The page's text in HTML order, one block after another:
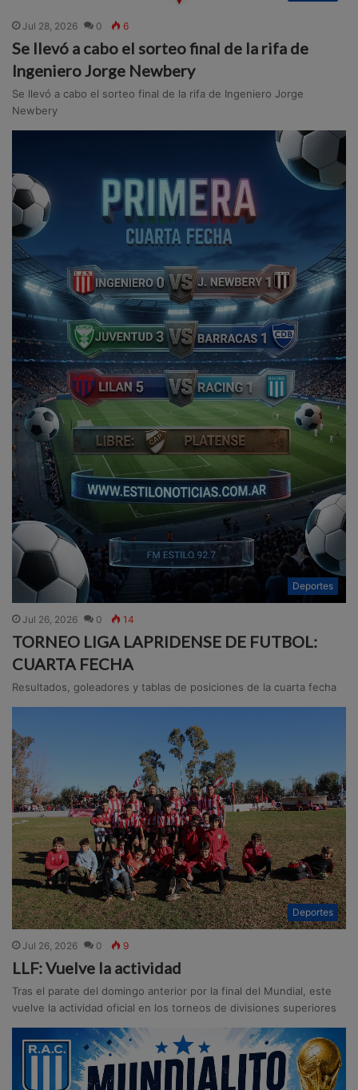
Jul 28, 2026 0 6
Se llevó a cabo el sorteo final de la rifa de
Ingeniero Jorge Newbery
Se llevó a cabo el sorteo final de la rifa de Ingeniero Jorge
Newbery
Deportes
Jul 26, 2026 0 14
TORNEO LIGA LAPRIDENSE DE FUTBOL:
CUARTA FECHA
Resultados, goleadores y tablas de posiciones de la cuarta fecha
Deportes
Jul 26, 2026 0 9
LLF: Vuelve la actividad
Tras el parate del domingo anterior por la final del Mundial, este
vuelve la actividad oficial en los torneos de divisiones superiores